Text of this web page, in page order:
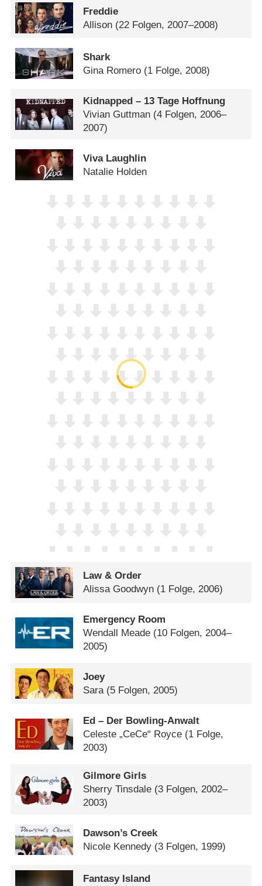
Freddie
Allison (22 Folgen, 2007–2008)
Shark
Gina Romero (1 Folge, 2008)
Kidnapped – 13 Tage Hoffnung
Vivian Guttman (4 Folgen, 2006–
2007)
Viva Laughlin
Natalie Holden
Law & Order
Alissa Goodwyn (1 Folge, 2006)
Emergency Room
Wendall Meade (10 Folgen, 2004–
2005)
Joey
Sara (5 Folgen, 2005)
Ed – Der Bowling-Anwalt
Celeste „CeCe“ Royce (1 Folge,
2003)
Gilmore Girls
Sherry Tinsdale (3 Folgen, 2002–
2003)
Dawson’s Creek
Nicole Kennedy (3 Folgen, 1999)
Fantasy Island